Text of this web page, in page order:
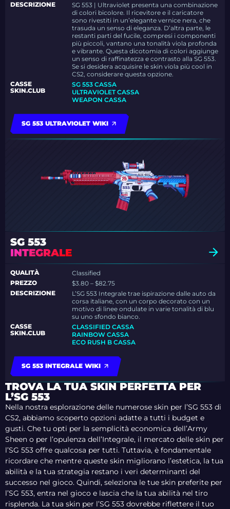
DESCRIZIONE
SG 553 | Ultraviolet presenta una combinazione
di colori bicolore. Il ricevitore e il caricatore
sono rivestiti in un’elegante vernice nera, che
trasuda un senso di eleganza. D’altra parte, le
restanti parti del fucile, compresi i componenti
più piccoli, vantano una tonalità viola profonda
e vibrante. Questa dicotomia di colori aggiunge
un senso di raffinatezza e contrasto alla SG 553.
Se si desidera acquisire le skin viola più cool in
CS2, considerare questa opzione.
CASSE
SKIN.CLUB
SG 553 CASSA
ULTRAVIOLET CASSA
WEAPON CASSA
SG 553 ULTRAVIOLET WIKI
SG 553
INTEGRALE
QUALITÀ
Classified
PREZZO
$3.80 – $82.75
DESCRIZIONE
L’SG 553 Integrale trae ispirazione dalle auto da
corsa italiane, con un corpo decorato con un
motivo di linee ondulate in varie tonalità di blu
su uno sfondo bianco.
CASSE
SKIN.CLUB
CLASSIFIED CASSA
RAINBOW CASSA
ECO RUSH B CASSA
SG 553 INTEGRALE WIKI
TROVA LA TUA SKIN PERFETTA PER
L’SG 553
Nella nostra esplorazione delle numerose skin per l’SG 553 di
CS2, abbiamo scoperto opzioni adatte a tutti i budget e
gusti. Che tu opti per la semplicità economica dell’Army
Sheen o per l’opulenza dell’Integrale, il mercato delle skin per
l’SG 553 offre qualcosa per tutti. Tuttavia, è fondamentale
ricordare che mentre queste skin migliorano l’estetica, la tua
abilità e la tua strategia restano i veri determinanti del
successo nel gioco. Quindi, seleziona le tue skin preferite per
l’SG 553, entra nel gioco e lascia che la tua abilità nel tiro
risplenda. La tua skin per l’SG 553 dovrebbe riflettere il tuo